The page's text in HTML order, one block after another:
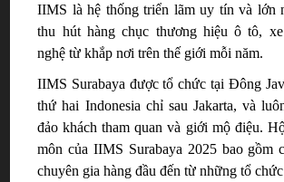
IIMS là hệ thống triển lãm uy tín và lớn
thu hút hàng chục thương hiệu ô tô,
nghệ từ khắp nơi trên thế giới mỗi năm.
IIMS Surabaya được tổ chức tại Đông
thứ hai Indonesia chỉ sau Jakarta, và
đảo khách tham quan và giới mộ điệu.
môn của IIMS Surabaya 2025 bao gồm
chuyên gia hàng đầu đến từ những tổ